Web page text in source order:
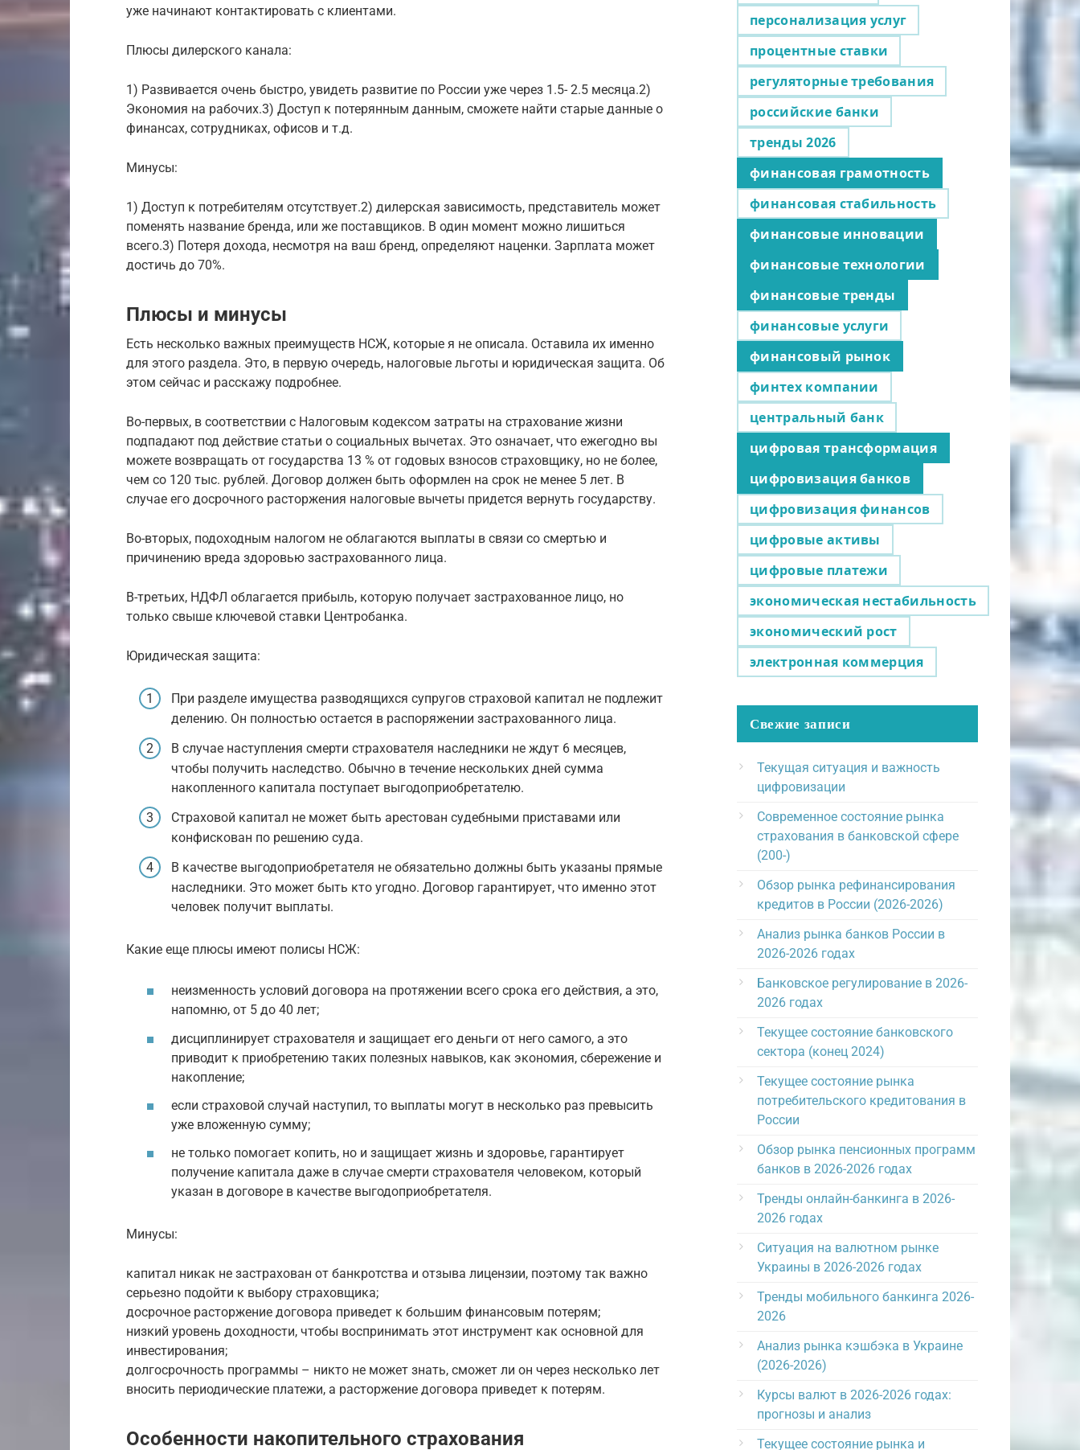
уже начинают контактировать с клиентами.
Плюсы дилерского канала:
1) Развивается очень быстро, увидеть развитие по России уже через 1.5- 2.5 месяца.2)
Экономия на рабочих.3) Доступ к потерянным данным, сможете найти старые данные о
финансах, сотрудниках, офисов и т.д.
Минусы:
1) Доступ к потребителям отсутствует.2) дилерская зависимость, представитель может
поменять название бренда, или же поставщиков. В один момент можно лишиться
всего.3) Потеря дохода, несмотря на ваш бренд, определяют наценки. Зарплата может
достичь до 70%.
Плюсы и минусы
Есть несколько важных преимуществ НСЖ, которые я не описала. Оставила их именно
для этого раздела. Это, в первую очередь, налоговые льготы и юридическая защита. Об
этом сейчас и расскажу подробнее.
Во-первых, в соответствии с Налоговым кодексом затраты на страхование жизни
подпадают под действие статьи о социальных вычетах. Это означает, что ежегодно вы
можете возвращать от государства 13 % от годовых взносов страховщику, но не более,
чем со 120 тыс. рублей. Договор должен быть оформлен на срок не менее 5 лет. В
случае его досрочного расторжения налоговые вычеты придется вернуть государству.
Во-вторых, подоходным налогом не облагаются выплаты в связи со смертью и
причинению вреда здоровью застрахованного лица.
В-третьих, НДФЛ облагается прибыль, которую получает застрахованное лицо, но
только свыше ключевой ставки Центробанка.
Юридическая защита:
При разделе имущества разводящихся супругов страховой капитал не подлежит
делению. Он полностью остается в распоряжении застрахованного лица.
В случае наступления смерти страхователя наследники не ждут 6 месяцев,
чтобы получить наследство. Обычно в течение нескольких дней сумма
накопленного капитала поступает выгодоприобретателю.
Страховой капитал не может быть арестован судебными приставами или
конфискован по решению суда.
В качестве выгодоприобретателя не обязательно должны быть указаны прямые
наследники. Это может быть кто угодно. Договор гарантирует, что именно этот
человек получит выплаты.
Какие еще плюсы имеют полисы НСЖ:
неизменность условий договора на протяжении всего срока его действия, а это,
напомню, от 5 до 40 лет;
дисциплинирует страхователя и защищает его деньги от него самого, а это
приводит к приобретению таких полезных навыков, как экономия, сбережение и
накопление;
если страховой случай наступил, то выплаты могут в несколько раз превысить
уже вложенную сумму;
не только помогает копить, но и защищает жизнь и здоровье, гарантирует
получение капитала даже в случае смерти страхователя человеком, который
указан в договоре в качестве выгодоприобретателя.
Минусы:
капитал никак не застрахован от банкротства и отзыва лицензии, поэтому так важно
серьезно подойти к выбору страховщика;
досрочное расторжение договора приведет к большим финансовым потерям;
низкий уровень доходности, чтобы воспринимать этот инструмент как основной для
инвестирования;
долгосрочность программы – никто не может знать, сможет ли он через несколько лет
вносить периодические платежи, а расторжение договора приведет к потерям.
Особенности накопительного страхования
персонализация услуг
процентные ставки
регуляторные требования
российские банки
тренды 2026
финансовая грамотность
финансовая стабильность
финансовые инновации
финансовые технологии
финансовые тренды
финансовые услуги
финансовый рынок
финтех компании
центральный банк
цифровая трансформация
цифровизация банков
цифровизация финансов
цифровые активы
цифровые платежи
экономическая нестабильность
экономический рост
электронная коммерция
Свежие записи
Текущая ситуация и важность
цифровизации
Современное состояние рынка
страхования в банковской сфере
(200-)
Обзор рынка рефинансирования
кредитов в России (2026-2026)
Анализ рынка банков России в
2026-2026 годах
Банковское регулирование в 2026-
2026 годах
Текущее состояние банковского
сектора (конец 2024)
Текущее состояние рынка
потребительского кредитования в
России
Обзор рынка пенсионных программ
банков в 2026-2026 годах
Тренды онлайн-банкинга в 2026-
2026 годах
Ситуация на валютном рынке
Украины в 2026-2026 годах
Тренды мобильного банкинга 2026-
2026
Анализ рынка кэшбэка в Украине
(2026-2026)
Курсы валют в 2026-2026 годах:
прогнозы и анализ
Текущее состояние рынка и